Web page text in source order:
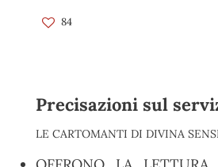
84
Precisazioni sul
LE CARTOMANTI DI DIVINA